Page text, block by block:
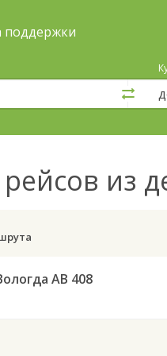
поддержки
из
АВ 408